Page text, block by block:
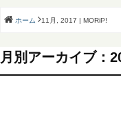
ホーム 11月, 2017 | MORiP!
月別アーカイブ：